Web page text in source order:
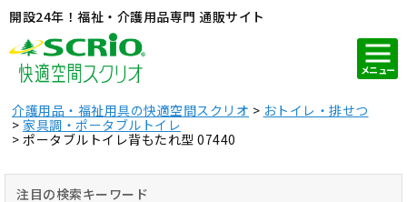
開設24年！福祉・介護用品専門 通販サイト
メニュー
介護用品・福祉用具の快適空間スクリオ
おトイレ・排せつ
家具調・ポータブルトイレ
ポータブルトイレ背もたれ型 07440
注目の検索キーワード